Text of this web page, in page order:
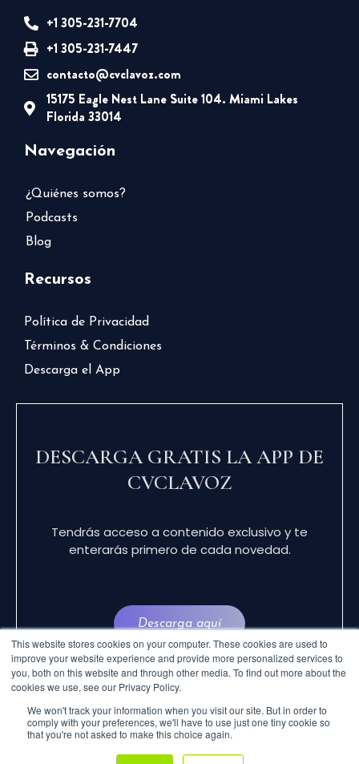
This website stores cookies on your computer. These cookies are used to
improve your website experience and provide more personalized services to
you, both on this website and through other media. To find out more about the
cookies we use, see our Privacy Policy.
We won't track your information when you visit our site. But in order to
comply with your preferences, we'll have to use just one tiny cookie so
that you're not asked to make this choice again.
+1 305-231-7704
+1 305-231-7447
contacto@cvclavoz.com
15175 Eagle Nest Lane Suite 104. Miami Lakes
Florida 33014
Navegación
¿Quiénes somos?
Podcasts
Blog
Recursos
Política de Privacidad
Términos & Condiciones
Descarga el App
DESCARGA GRATIS LA APP DE
CVCLAVOZ
Tendrás acceso a contenido exclusivo y te
enterarás primero de cada novedad.
Descarga aquí
© 2024 CVCLAVOZ . TODOS LOS DERECHOS